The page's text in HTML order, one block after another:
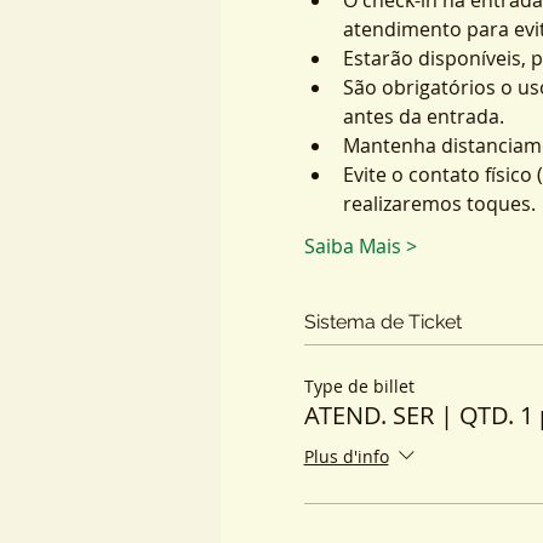
atendimento para
Estarão disponíveis,
São obrigatórios o
antes da entrada.
Mantenha
Evite o contato físico
realizaremos toques.
Saiba Mais >
Sistema de Ticket
Type de billet
ATEND. SER | QTD.
Plus d'info